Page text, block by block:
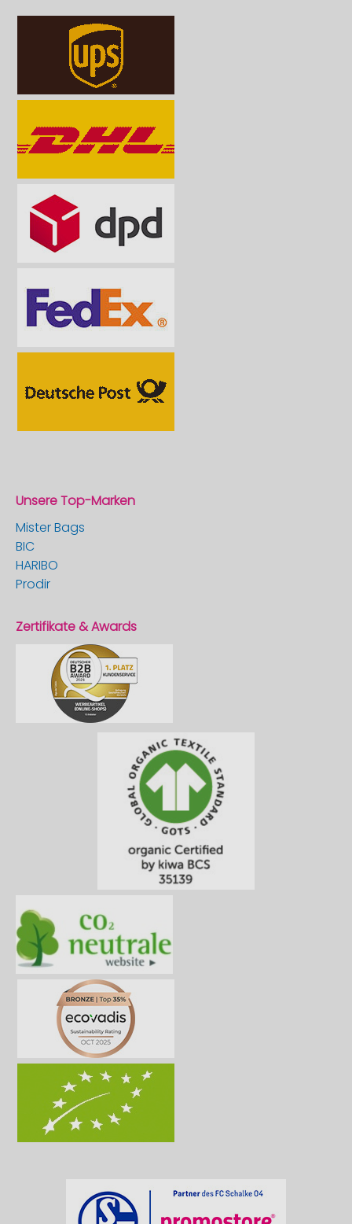
Unsere Top-Marken
Mister Bags
BIC
HARIBO
Prodir
Zertifikate & Awards